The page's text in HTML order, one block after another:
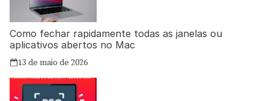
Como fechar rapidamente todas as janelas ou
aplicativos abertos no Mac
13 de maio de 2026